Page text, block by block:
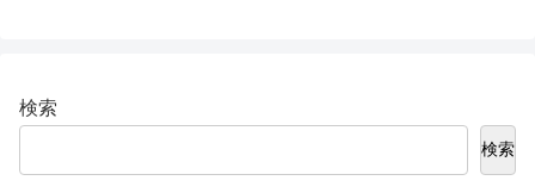
検索
検索